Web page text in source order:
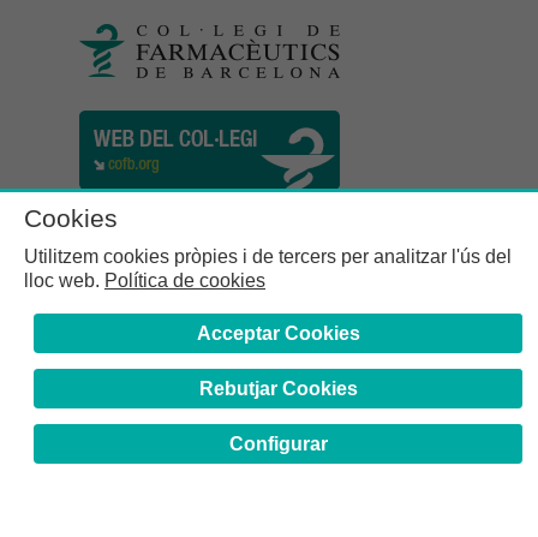
Cookies
Utilitzem cookies pròpies i de tercers per analitzar l'ús del
lloc web. Política de cookies
Acceptar Cookies
Rebutjar Cookies
Configurar